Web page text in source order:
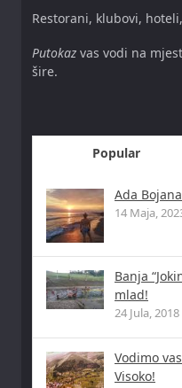
Restorani, klubovi,
Putokaz vas vodi na
šire.
Popular
Ada
14 Maja,
Banja
mlad!
24 Jula, 2018
Vodimo
Visoko!